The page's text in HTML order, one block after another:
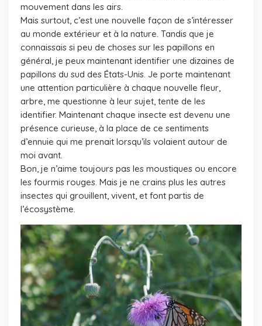
mouvement dans les airs.
Mais surtout, c’est une nouvelle façon de s’intéresser
au monde extérieur et à la nature. Tandis que je
connaissais si peu de choses sur les papillons en
général, je peux maintenant identifier une dizaines de
papillons du sud des États-Unis. Je porte maintenant
une attention particulière à chaque nouvelle fleur,
arbre, me questionne à leur sujet, tente de les
identifier. Maintenant chaque insecte est devenu une
présence curieuse, à la place de ce sentiments
d’ennuie qui me prenait lorsqu’ils volaient autour de
moi avant.
Bon, je n’aime toujours pas les moustiques ou encore
les fourmis rouges. Mais je ne crains plus les autres
insectes qui grouillent, vivent, et font partis de
l’écosystème.